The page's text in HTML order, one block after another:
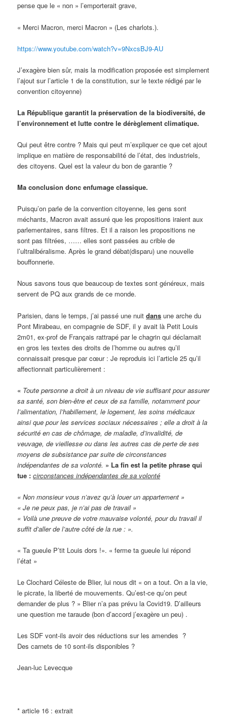
pense que le « non » l’emporterait grave,
« Merci Macron, merci Macron » (Les charlots.).
https://www.youtube.com/watch?v=9NxcsBJ9-AU
J’exagère bien sûr, mais la modification proposée est simplement
l’ajout sur l’article 1 de la constitution, sur le texte rédigé par le
convention citoyenne)
La République garantit la préservation de la biodiversité, de
l’environnement et lutte contre le dérèglement climatique.
Qui peut être contre ? Mais qui peut m’expliquer ce que cet ajout
implique en matière de responsabilité de l’état, des industriels,
des citoyens. Quel est la valeur du bon de garantie ?
Ma conclusion donc enfumage classique.
Puisqu’on parle de la convention citoyenne, les gens sont
méchants, Macron avait assuré que les propositions iraient aux
parlementaires, sans filtres. Et il a raison les propositions ne
sont pas filtrées, …… elles sont passées au crible de
l’ultralibéralisme. Après le grand débat(disparu) une nouvelle
bouffonnerie.
Nous savons tous que beaucoup de textes sont généreux, mais
servent de PQ aux grands de ce monde.
Parisien, dans le temps, j’ai passé une nuitdans une arche du
Pont Mirabeau, en compagnie de SDF, il y avait là Petit Louis
2m01, ex-prof de Français rattrapé par le chagrin qui déclamait
en gros les textes des droits de l’homme ou autres qu’il
connaissait presque par cœur : Je reproduis ici l’article 25 qu’il
affectionnait particulièrement :
« Toute personne a droit à un niveau de vie suffisant pour assurer
sa santé, son bien-être et ceux de sa famille, notamment pour
l’alimentation, l’habillement, le logement, les soins médicaux
ainsi que pour les services sociaux nécessaires ; elle a droit à la
sécurité en cas de chômage, de maladie, d’invalidité, de
veuvage, de vieillesse ou dans les autres cas de perte de ses
moyens de subsistance par suite de circonstances
indépendantes de sa volonté. » La fin estla petite phrase qui
tue :circonstances indépendantes de sa volonté
« Non monsieur vous n’avez qu’à louer un appartement »
« Je ne peux pas, je n’ai pas de travail »
« Voilà une preuve de votre mauvaise volonté, pour du travail il
suffit d’aller de l’autre côté de la rue : ».
« Ta gueule P’tit Louis dors !». « ferme ta gueule lui répond
l’état »
Le Clochard Céleste de Blier, lui nous dit « on a tout. On a la vie,
le picrate, la liberté de mouvements. Qu’est-ce qu’on peut
demander de plus ? » Blier n’a pas prévu la Covid19. D’ailleurs
une question me taraude (bon d’accord j’exagère un peu) .
Les SDF vont-ils avoir des réductions sur les amendes ?
Des carnets de 10 sont-ils disponibles ?
Jean-luc Levecque
* article 16 : extrait